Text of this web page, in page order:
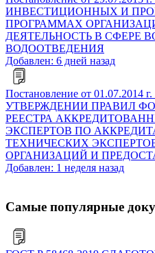
ИНВЕСТИЦИОННЫХ И
ПРОГРАММАХ
ДЕЯТЕЛЬНОСТЬ В СФЕРЕ
ВОДООТВЕДЕНИЯ
Добавлен: 6 дней назад
Постановление от 01.07.2014
УТВЕРЖДЕНИИ ПРАВИЛ
РЕЕСТРА
ЭКСПЕРТОВ ПО
ТЕХНИЧЕСКИХ
ОРГАНИЗАЦИЙ И
Добавлен: 1 неделя назад
Самые популярные